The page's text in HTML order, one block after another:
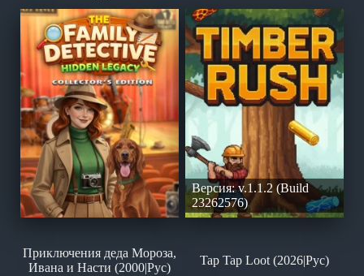
Версия: v.1.1.2 (Build
23262576)
Приключения деда Мороза,
Ивана и Насти (2000|Рус)
Tap Tap Loot (2026|Рус)